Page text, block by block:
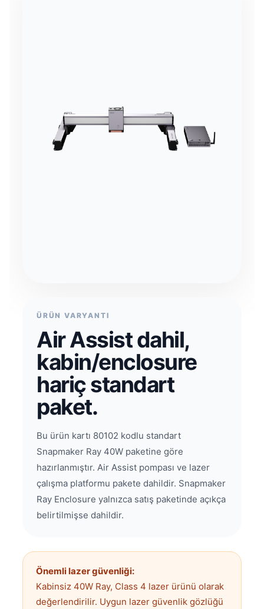
ÜRÜN VARYANTI
Air Assist dahil,
kabin/enclosure
hariç standart
paket.
Bu ürün kartı 80102 kodlu standart
Snapmaker Ray 40W paketine göre
hazırlanmıştır. Air Assist pompası ve lazer
çalışma platformu pakete dahildir. Snapmaker
Ray Enclosure yalnızca satış paketinde açıkça
belirtilmişse dahildir.
Önemli lazer güvenliği:
Kabinsiz 40W Ray, Class 4 lazer ürünü olarak
değerlendirilir. Uygun lazer güvenlik gözlüğü